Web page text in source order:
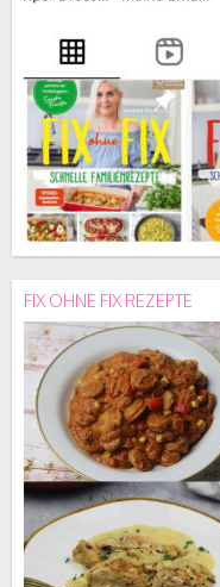
FIX OHNE FIX REZEPTE